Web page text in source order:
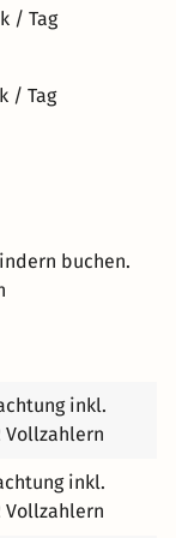
sich
/ Tag
/ Tag
buchen.
inkl.
Vollzahlern
inkl.
Vollzahlern